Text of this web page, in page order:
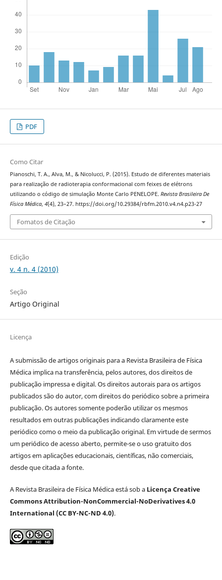
PDF
Como Citar
Pianoschi, T. A., Alva, M., & Nicolucci, P. (2015). Estudo de diferentes materiais
para realização de radioterapia conformacional com feixes de elétrons
utilizando o código de simulação Monte Carlo PENELOPE. Revista Brasileira De
Física Médica, 4(4), 23–27. https://doi.org/10.29384/rbfm.2010.v4.n4.p23-27
Fomatos de Citação
Edição
v. 4 n. 4 (2010)
Seção
Artigo Original
Licença
A submissão de artigos originais para a Revista Brasileira de Física
Médica implica na transferência, pelos autores, dos direitos de
publicação impressa e digital. Os direitos autorais para os artigos
publicados são do autor, com direitos do periódico sobre a primeira
publicação. Os autores somente poderão utilizar os mesmos
resultados em outras publicações indicando claramente este
periódico como o meio da publicação original. Em virtude de sermos
um periódico de acesso aberto, permite-se o uso gratuito dos
artigos em aplicações educacionais, científicas, não comerciais,
desde que citada a fonte.
A Revista Brasileira de Física Médica está sob a Licença Creative
Commons Attribution-NonCommercial-NoDerivatives 4.0
International (CC BY-NC-ND 4.0).